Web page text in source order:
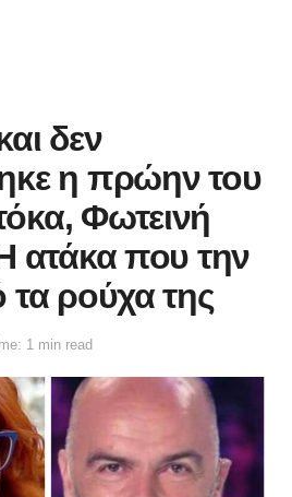
δεν
η πρώην του
Φωτεινή
ατάκα που την
ρούχα της
1 min read